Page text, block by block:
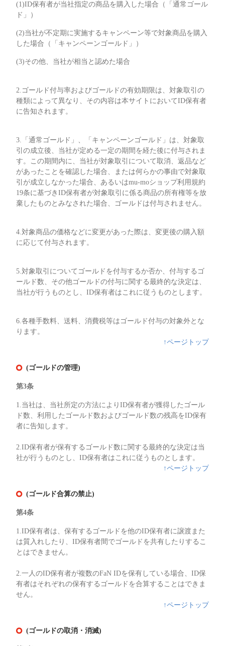
(1)ID保有者が当社指定の商品を購入した場合（「通常ゴール
ド」）
(2)当社が不定期に実施するキャンペーン等で対象商品を購入
した場合（「キャンペーンゴールド」）
(3)その他、当社が相当と認めた場合
2.ゴールド付与率およびゴールドの有効期限は、対象取引の
種類によって異なり、その内容は本サイトにおいてID保有者
に告知されます。
3.「通常ゴールド」、「キャンペーンゴールド」は、対象取
引の成立後、当社が定める一定の期間を経た後に付与されま
す。この期間内に、当社が対象取引について取消、返品など
があったことを確認した場合、または何らかの事由で対象取
引が成立しなかった場合、あるいはmu-moショップ利用規約
19条に基づきID保有者が対象取引に係る商品の所有権等を放
棄したものとみなされた場合、ゴールドは付与されません。
4.対象商品の価格などに変更があった際は、変更後の購入額
に応じて付与されます。
5.対象取引についてゴールドを付与するか否か、付与するゴ
ールド数、その他ゴールドの付与に関する最終的な決定は、
当社が行うものとし、ID保有者はこれに従うものとします。
6.各種手数料、送料、消費税等はゴールド付与の対象外とな
ります。
↑ページトップ
(ゴールドの管理)
第3条
1.当社は、当社所定の方法によりID保有者が獲得したゴール
ド数、利用したゴールド数およびゴールド数の残高をID保有
者に告知します。
2.ID保有者が保有するゴールド数に関する最終的な決定は当
社が行うものとし、ID保有者はこれに従うものとします。
↑ページトップ
(ゴールド合算の禁止)
第4条
1.ID保有者は、保有するゴールドを他のID保有者に譲渡また
は質入れしたり、ID保有者間でゴールドを共有したりするこ
とはできません。
2.一人のID保有者が複数のFaN IDを保有している場合、ID保
有者はそれぞれの保有するゴールドを合算することはできま
せん。
↑ページトップ
(ゴールドの取消・消滅)